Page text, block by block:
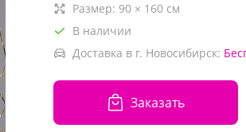
Размер: 90 × 160 см
В наличии
Доставка в г. Новосибирск:
Заказать